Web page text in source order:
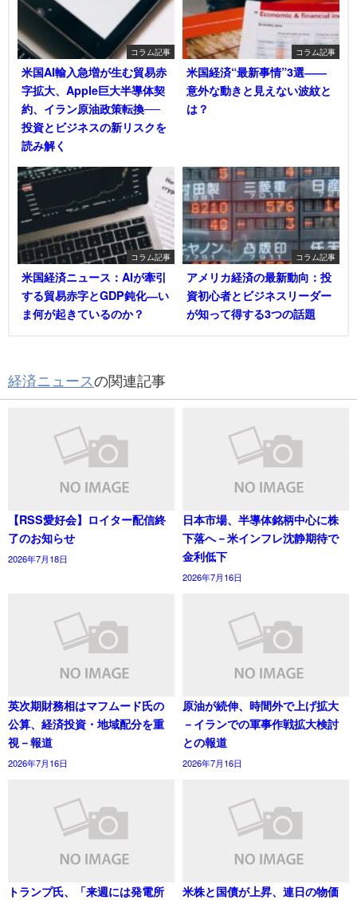
コラム記事
米国AI輸入急増が生む貿易赤
字拡大、Apple巨大半導体契
約、イラン原油政策転換──
投資とビジネスの新リスクを
読み解く
コラム記事
米国経済“最新事情”3選――
意外な動きと見えない波紋と
は？
コラム記事
米国経済ニュース：AIが牽引
する貿易赤字とGDP鈍化―い
ま何が起きているのか？
コラム記事
アメリカ経済の最新動向：投
資初心者とビジネスリーダー
が知って得する3つの話題
経済ニュースの関連記事
【RSS愛好会】ロイター配信終
了のお知らせ
2026年7月18日
日本市場、半導体銘柄中心に株
下落へ－米インフレ沈静期待で
金利低下
2026年7月16日
英次期財務相はマフムード氏の
公算、経済投資・地域配分を重
視－報道
2026年7月16日
原油が続伸、時間外で上げ拡大
－イランでの軍事作戦拡大検討
との報道
2026年7月16日
トランプ氏、「来週には発電所 米株と国債が上昇、連日の物価